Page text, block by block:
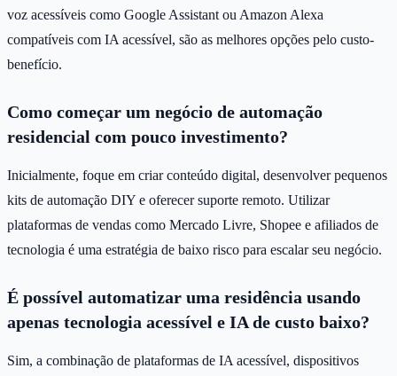
voz acessíveis como Google Assistant ou Amazon Alexa
compatíveis com IA acessível, são as melhores opções pelo custo-
benefício.
Como começar um negócio de automação
residencial com pouco investimento?
Inicialmente, foque em criar conteúdo digital, desenvolver pequenos
kits de automação DIY e oferecer suporte remoto. Utilizar
plataformas de vendas como Mercado Livre, Shopee e afiliados de
tecnologia é uma estratégia de baixo risco para escalar seu negócio.
É possível automatizar uma residência usando
apenas tecnologia acessível e IA de custo baixo?
Sim, a combinação de plataformas de IA acessível, dispositivos